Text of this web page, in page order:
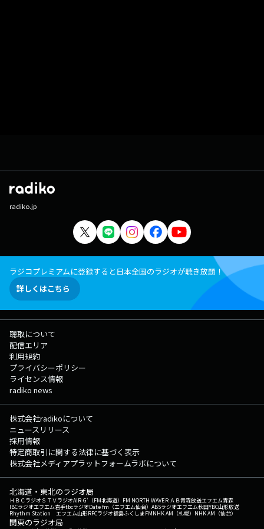
radiko.jp
ラジコプレミアムに登録すると日本全国のラジオが聴き放題！
詳しくはこちら
聴取について
配信エリア
利用規約
プライバシーポリシー
ライセンス情報
radiko news
株式会社radikoについて
ニュースリリース
採用情報
特定商取引に関する法律に基づく表示
株式会社メディアプラットフォームラボについて
北海道・東北のラジオ局
ＨＢＣラジオＳＴＶラジオAIR-G'（FM北海道） FM NORTH WAVEＲＡＢ青森放送エフエム青森
IBCラジオエフエム岩手tbcラジオDate fm（エフエム仙台） ABSラジオエフエム秋田YBC山形放送
Rhythm Station エフエム山形RFCラジオ福島ふくしまFMNHK AM（札幌） NHK AM（仙台）
関東のラジオ局